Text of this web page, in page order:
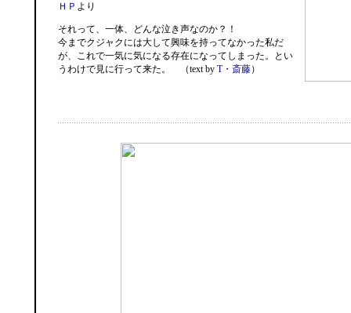
ＨＰ より
それって、一体、どんな泣き声なのか？！
今までクジャクには大して興味を持ってなかった私だ
が、これで一気に気になる存在になってしまった。とい
うわけで見に行って来た。 （text by T・斎藤）